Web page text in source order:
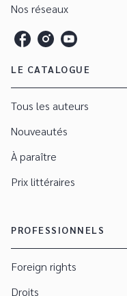
Nos réseaux
LE CATALOGUE
Tous les auteurs
Nouveautés
À paraître
Prix littéraires
PROFESSIONNELS
Foreign rights
Droits